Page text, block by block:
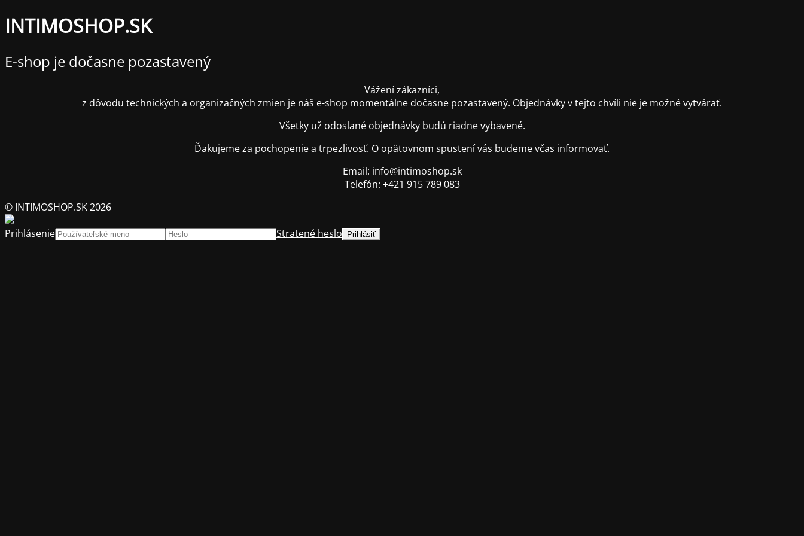
INTIMOSHOP.SK
E-shop je dočasne pozastavený
Vážení zákazníci,
z dôvodu technických a organizačných zmien je náš e-shop momentálne dočasne pozastavený. Objednávky v tejto chvíli nie je možné vytvárať.
Všetky už odoslané objednávky budú riadne vybavené.
Ďakujeme za pochopenie a trpezlivosť. O opätovnom spustení vás budeme včas informovať.
Email: info@intimoshop.sk
Telefón: +421 915 789 083
© INTIMOSHOP.SK 2026
Prihlásenie
Stratené heslo